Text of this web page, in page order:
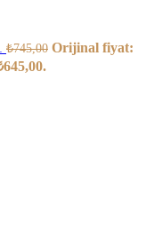
₺745,00 Orijinal fiyat: